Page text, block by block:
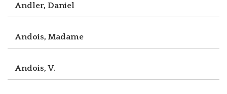
Andler, Daniel
Andois, Madame
Andois, V.